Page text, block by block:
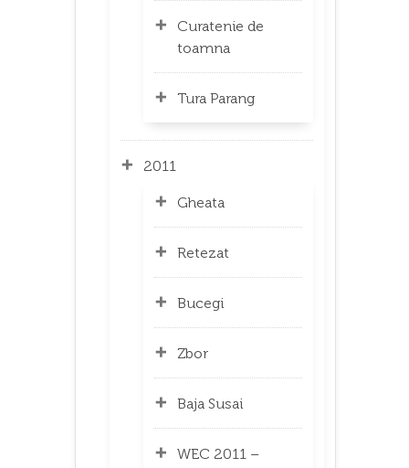
Curatenie de
toamna
Tura Parang
2011
Gheata
Retezat
Bucegi
Zbor
Baja Susai
WEC 2011 –